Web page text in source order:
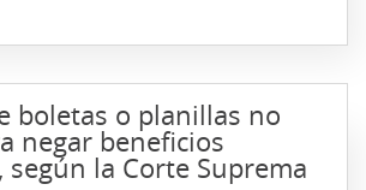
boletas o planillas no
negar beneficios
según la Corte Suprema